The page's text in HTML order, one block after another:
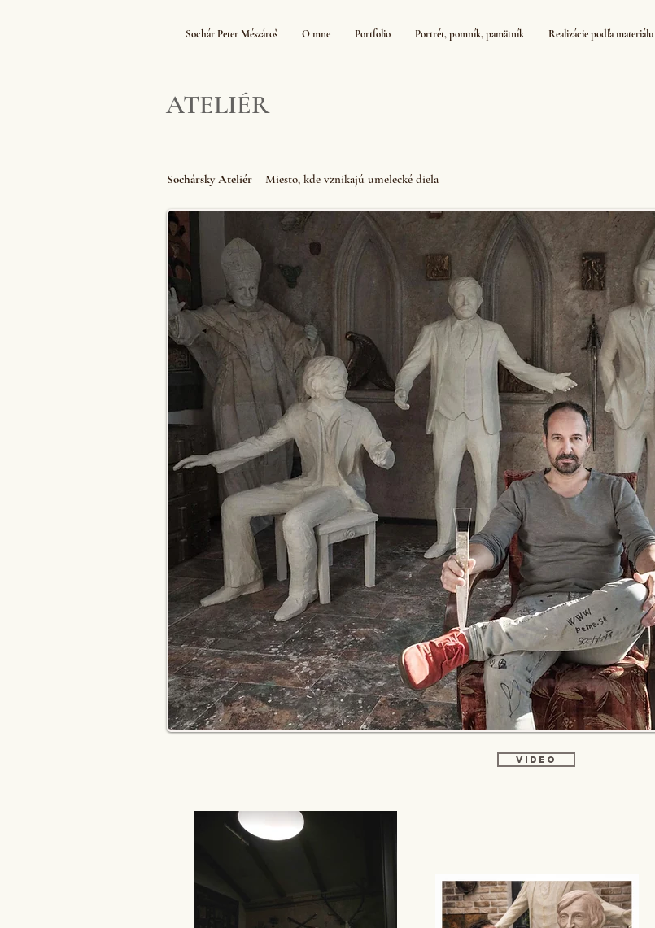
Sochár Peter Mészároš O mne Portfolio Portrét, pomník, pamätník Realizácie podľa materiálu
ATELIÉR
Sochársky Ateliér – Miesto, kde vznikajú umelecké diela
video